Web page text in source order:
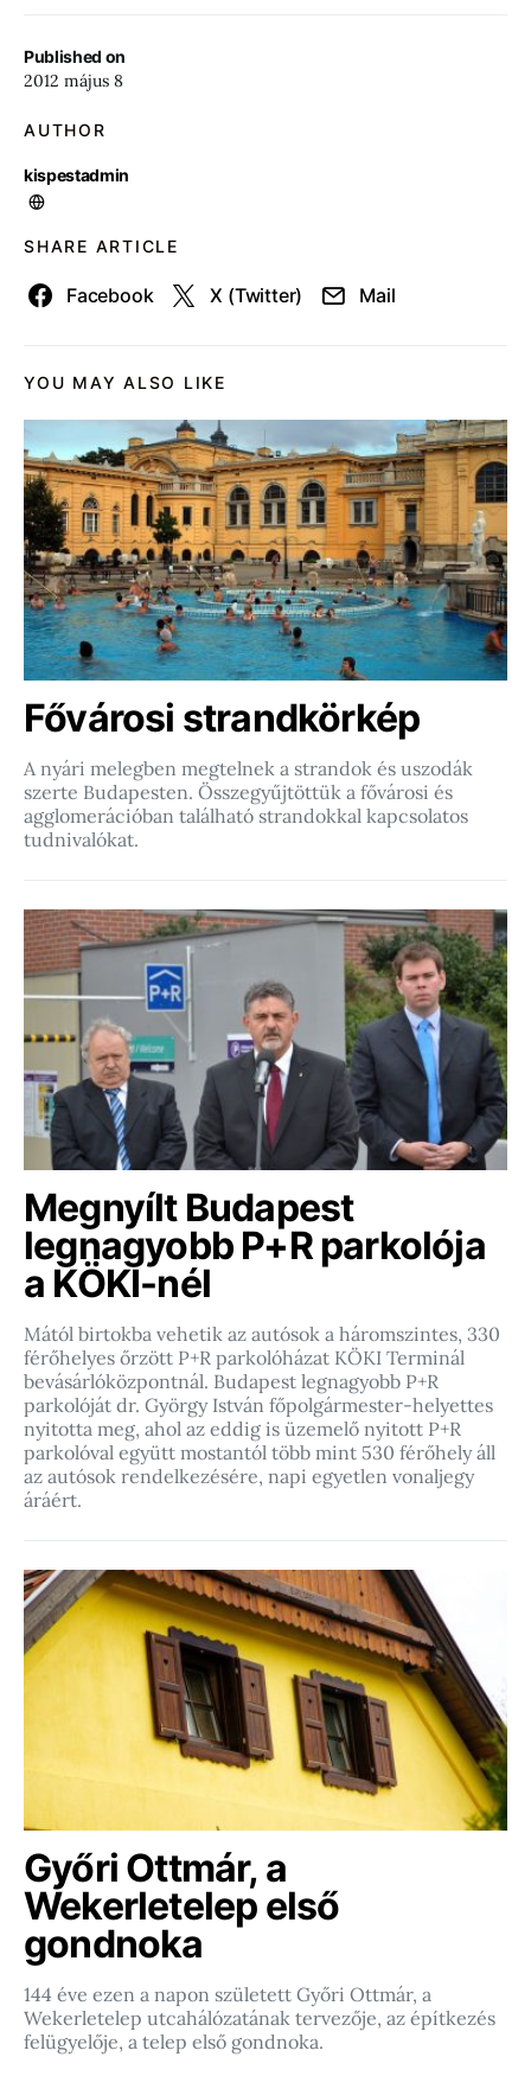
Published on
2012 május 8
AUTHOR
kispestadmin
SHARE ARTICLE
Facebook X (Twitter) Mail
YOU MAY ALSO LIKE
Fővárosi strandkörkép
A nyári melegben megtelnek a strandok és uszodák
szerte Budapesten. Összegyűjtöttük a fővárosi és
agglomerációban található strandokkal kapcsolatos
tudnivalókat.
Megnyílt Budapest
legnagyobb P+R parkolója
a KÖKI-nél
Mától birtokba vehetik az autósok a háromszintes, 330
férőhelyes őrzött P+R parkolóházat KÖKI Terminál
bevásárlóközpontnál. Budapest legnagyobb P+R
parkolóját dr. György István főpolgármester-helyettes
nyitotta meg, ahol az eddig is üzemelő nyitott P+R
parkolóval együtt mostantól több mint 530 férőhely áll
az autósok rendelkezésére, napi egyetlen vonaljegy
áráért.
Győri Ottmár, a
Wekerletelep első
gondnoka
144 éve ezen a napon született Győri Ottmár, a
Wekerletelep utcahálózatának tervezője, az építkezés
felügyelője, a telep első gondnoka.